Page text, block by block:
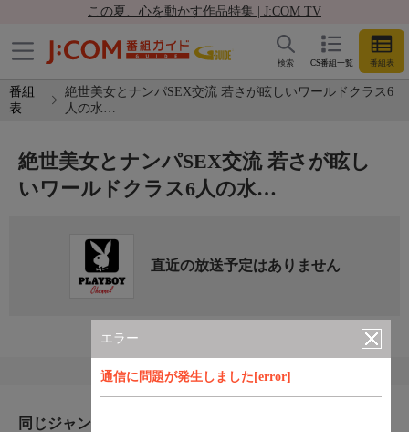
この夏、心を動かす作品特集 | J:COM TV
CS番組一覧 番組表
検索
番組
表
絶世美女とナンパSEX交流 若さが眩しいワールドクラス6
人の水…
エラー
通信に問題が発生しました[error]
絶世美女とナンパSEX交流 若さが眩し
いワールドクラス6人の水…
直近の放送予定はありません
同じジャンルのおすすめ番組